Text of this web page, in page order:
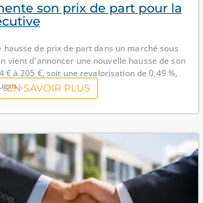
son prix de part pour la
hausse de prix de part dans un marché sous
vient d'annoncer une nouvelle hausse de son
€ à 205 €, soit une revalorisation de 0,49 %,
EN SAVOIR PLUS